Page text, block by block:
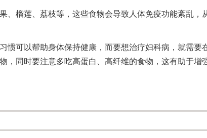
、榴莲、荔枝等，这些食物会导致人体免疫功能紊乱，
惯可以帮助身体保持健康，而要想治疗妇科病，就需要
，同时要注意多吃高蛋白、高纤维的食物，这有助于增